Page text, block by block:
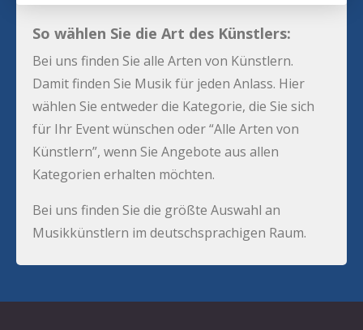
So wählen Sie die Art des Künstlers:
Bei uns finden Sie alle Arten von Künstlern.
Damit finden Sie Musik für jeden Anlass. Hier
wählen Sie entweder die Kategorie, die Sie sich
für Ihr Event wünschen oder “Alle Arten von
Künstlern”, wenn Sie Angebote aus allen
Kategorien erhalten möchten.
Bei uns finden Sie die größte Auswahl an
Musikkünstlern im deutschsprachigen Raum.